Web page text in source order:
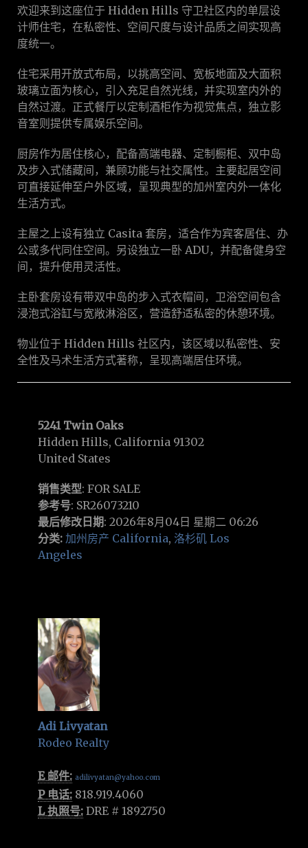
欢迎来到这座位于 Hidden Hills 守卫社区内的单层设
计师住宅，在私密性、空间尺度与设计品质之间实现高
度统一。
住宅采用开放式布局，以挑高空间、宽板地面及大面积
玻璃立面为核心，引入充足自然光线，并实现室内外的
自然过渡。正式餐厅以定制酒柜作为视觉焦点，独立影
音室则提供专属娱乐空间。
厨房作为居住核心，配备高端电器、定制橱柜、双中岛
及步入式储藏间，兼顾功能与社交属性。主要起居空间
可直接延伸至户外区域，呈现典型的加州室内外一体化
生活方式。
主屋之上设有独立 Casita 套房，适合作为宾客居住、办
公或多代同住空间。另设独立一卧 ADU，并配备健身空
间，提升使用灵活性。
主卧套房设有带双中岛的步入式衣帽间，卫浴空间包含
浸泡式浴缸与宽敞淋浴区，营造舒适私密的休憩环境。
物业位于 Hidden Hills 社区内，该区域以私密性、安
全性及马术生活方式著称，呈现高端居住环境。
5241 Twin Oaks
Hidden Hills, California 91302
United States
销售类型: FOR SALE
参考号: SR26073210
最后修改日期: 2026年8月04日 星期二 06:26
分类: 加州房产 California, 洛杉矶 Los
Angeles
Adi Livyatan
Rodeo Realty
E 邮件: adilivyatan@yahoo.com
P 电话: 818.919.4060
L 执照号: DRE # 1892750